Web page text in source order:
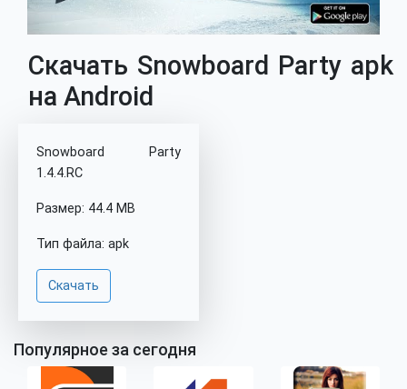
Скачать Snowboard Party apk
на Android
Snowboard Party
1.4.4.RC
Размер: 44.4 MB
Тип файла: apk
Скачать
Популярное за сегодня